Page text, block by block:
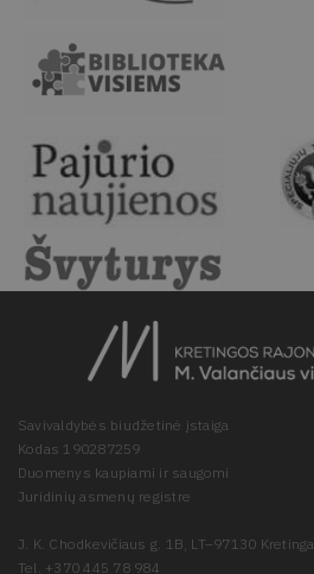
Savivaldybės biudžetinė įstaiga
Kodas 190287259
Duomenys kaupiami ir saugomi
Juridinių asmenų registre
J. K. Chodkevičiaus g. 1B, LT–97130 Kretinga
Tel. +370 445 78 984